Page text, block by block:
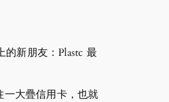
新朋友：Plastc 最
一大疊信用卡，也就